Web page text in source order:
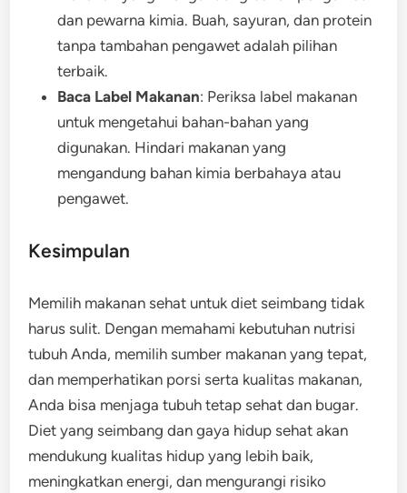
dan pewarna kimia. Buah, sayuran, dan protein
tanpa tambahan pengawet adalah pilihan
terbaik.
Baca Label Makanan: Periksa label makanan
untuk mengetahui bahan-bahan yang
digunakan. Hindari makanan yang
mengandung bahan kimia berbahaya atau
pengawet.
Kesimpulan
Memilih makanan sehat untuk diet seimbang tidak
harus sulit. Dengan memahami kebutuhan nutrisi
tubuh Anda, memilih sumber makanan yang tepat,
dan memperhatikan porsi serta kualitas makanan,
Anda bisa menjaga tubuh tetap sehat dan bugar.
Diet yang seimbang dan gaya hidup sehat akan
mendukung kualitas hidup yang lebih baik,
meningkatkan energi, dan mengurangi risiko